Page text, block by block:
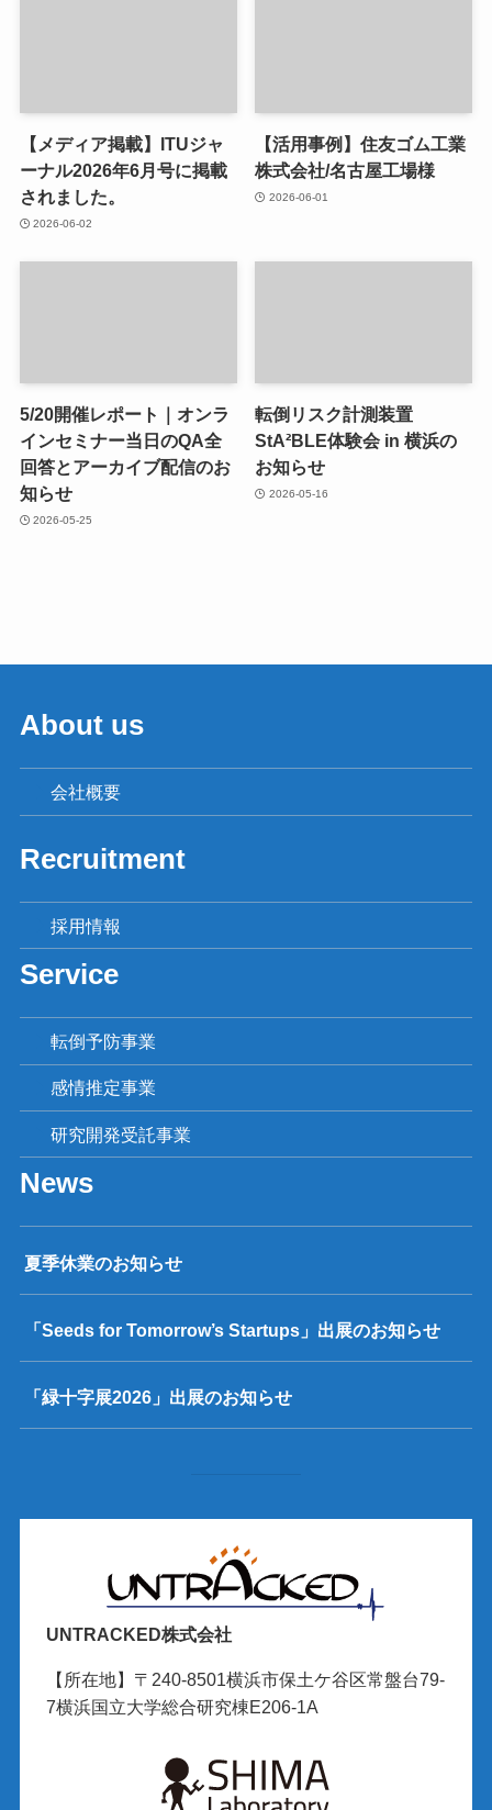
【メディア掲載】ITUジャ
ーナル2026年6月号に掲載
されました。
2026-06-02
【活用事例】住友ゴム工業
株式会社/名古屋工場様
2026-06-01
5/20開催レポート｜オンラ
インセミナー当日のQA全
回答とアーカイブ配信のお
知らせ
2026-05-25
転倒リスク計測装置
StA²BLE体験会 in 横浜の
お知らせ
2026-05-16
About us
会社概要
Recruitment
採用情報
Service
転倒予防事業
感情推定事業
研究開発受託事業
News
夏季休業のお知らせ
「Seeds for Tomorrow’s Startups」出展のお知らせ
「緑十字展2026」出展のお知らせ
UNTRACKED株式会社
【所在地】〒240-8501横浜市保土ケ谷区常盤台79-
7横浜国立大学総合研究棟E206-1A